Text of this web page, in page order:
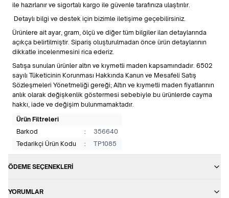
ile hazırlanır ve sigortalı kargo ile güvenle tarafınıza ulaştırılır.
Detaylı bilgi ve destek için bizimle iletişime geçebilirsiniz.
Ürünlere ait ayar, gram, ölçü ve diğer tüm bilgiler ilan detaylarında
açıkça belirtilmiştir. Sipariş oluşturulmadan önce ürün detaylarının
dikkatle incelenmesini rica ederiz.
Satışa sunulan ürünler altın ve kıymetli maden kapsamındadır. 6502
sayılı Tüketicinin Korunması Hakkında Kanun ve Mesafeli Satış
Sözleşmeleri Yönetmeliği gereği; Altın ve kıymetli maden fiyatlarının
anlık olarak değişkenlik göstermesi sebebiyle bu ürünlerde cayma
hakkı, iade ve değişim bulunmamaktadır.
Ürün Filtreleri
Barkod
:
356640
Tedarikçi Ürün Kodu
: TP1085
ÖDEME SEÇENEKLERI
YORUMLAR